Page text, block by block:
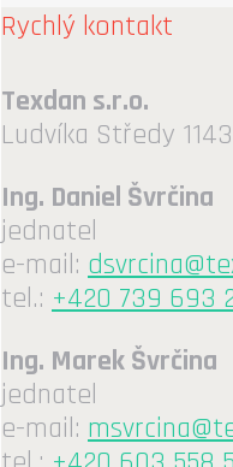
Rychlý kontakt
Texdan s.r.o.
Ludvíka Středy
Ing. Daniel Švrčina
jednatel
e-mail:
tel.: +420 739 693
Ing. Marek Švrčina
jednatel
e-mail: